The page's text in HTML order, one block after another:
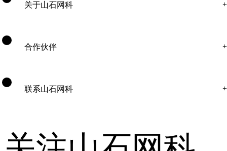
关于山石网科
合作伙伴
联系山石网科